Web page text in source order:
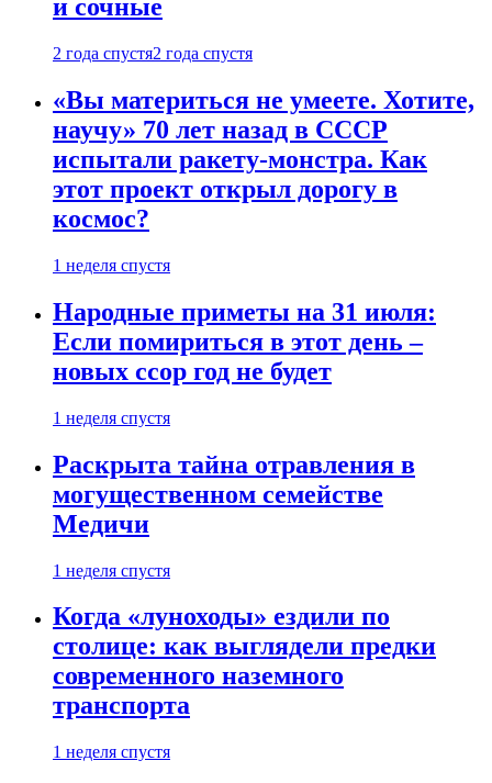
и сочные
2 года спустя2 года спустя
«Вы материться не умеете. Хотите,
научу» 70 лет назад в СССР
испытали ракету-монстра. Как
этот проект открыл дорогу в
космос?
1 неделя спустя
Народные приметы на 31 июля:
Если помириться в этот день –
новых ссор год не будет
1 неделя спустя
Раскрыта тайна отравления в
могущественном семействе
Медичи
1 неделя спустя
Когда «луноходы» ездили по
столице: как выглядели предки
современного наземного
транспорта
1 неделя спустя